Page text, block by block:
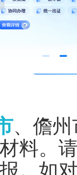
、儋
料。
。如